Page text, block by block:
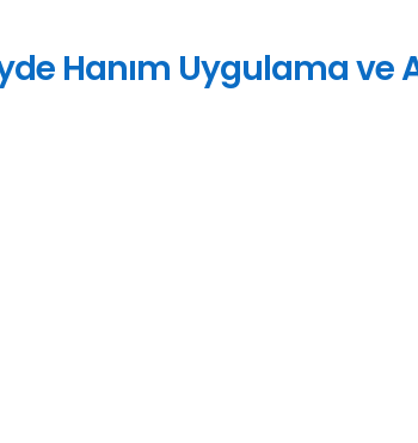
Hanım Uygulama ve